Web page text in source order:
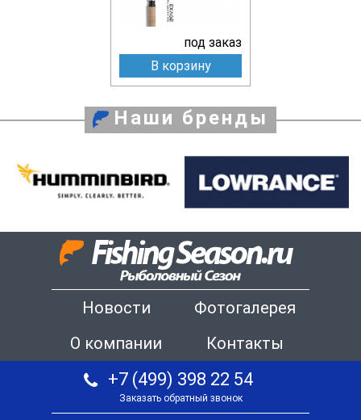
под заказ
В корзину
Наши бренды
Новости
Фотогалерея
О компании
Контакты
+7 (499) 398 22 54
Заказать обратный звонок